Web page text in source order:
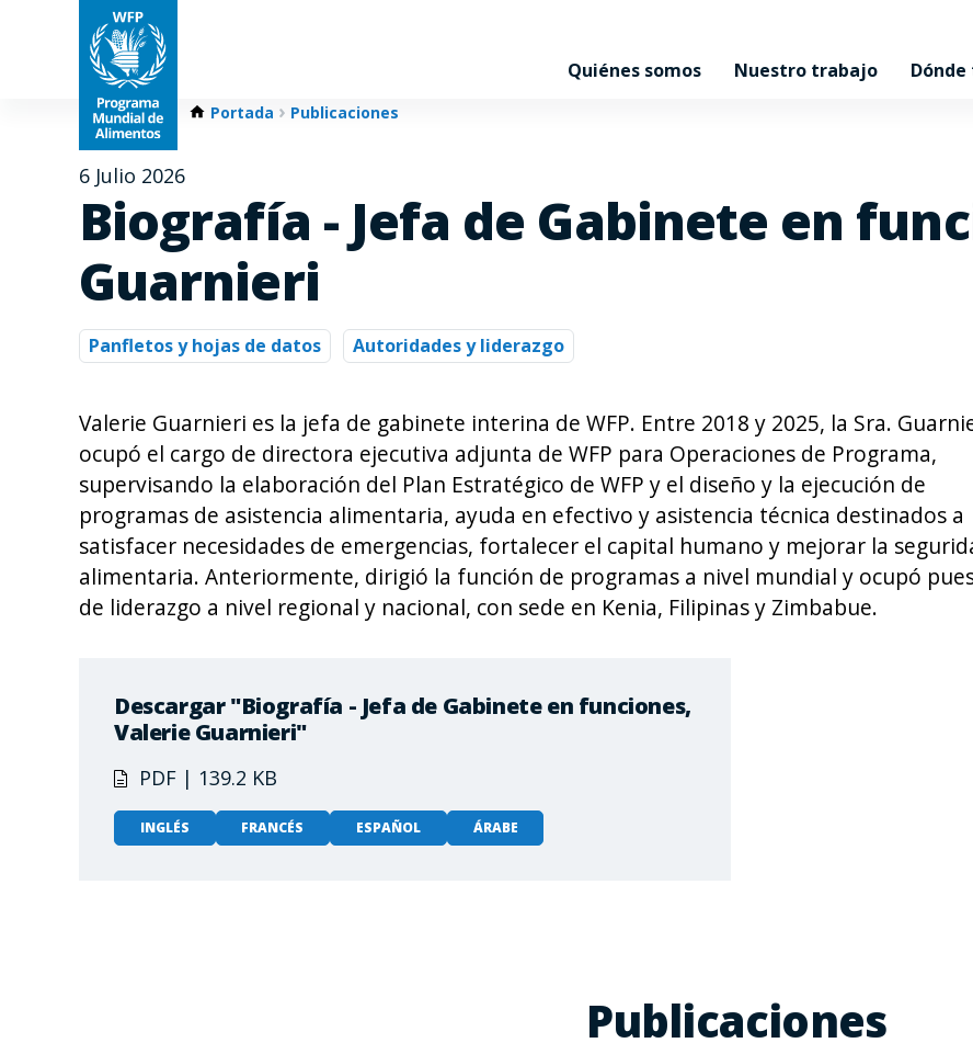
Quiénes somos Nuestro trabajo
Portada Publicaciones
6 Julio 2026
Biografía - Jefa de Gabinete en
Guarnieri
Panfletos y hojas de datos Autoridades y liderazgo
Valerie Guarnieri es la jefa de gabinete interina de WFP. Entre 2018 y 2025, la Sra.
ocupó el cargo de directora ejecutiva adjunta de WFP para Operaciones de Programa,
supervisando la elaboración del Plan Estratégico de WFP y el diseño y la ejecución de
programas de asistencia alimentaria, ayuda en efectivo y asistencia técnica destinados a
satisfacer necesidades de emergencias, fortalecer el capital humano y mejorar la
alimentaria. Anteriormente, dirigió la función de programas a nivel mundial y ocupó
de liderazgo a nivel regional y nacional, con sede en Kenia, Filipinas y Zimbabue.
Descargar "Biografía - Jefa de Gabinete en funciones,
Valerie Guarnieri"
PDF | 139.2 KB
INGLÉS FRANCÉS ESPAÑOL ÁRABE
Publicaciones